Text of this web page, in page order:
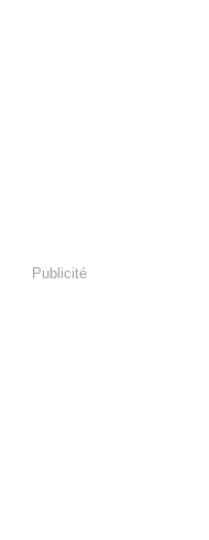
Publicité